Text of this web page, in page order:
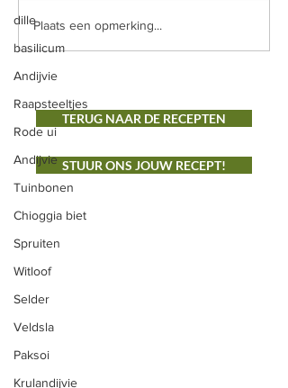
dille
basilicum
Andijvie
Raapsteeltjes
Rode ui
Andijvie
Tuinbonen
Chioggia biet
Spruiten
Witloof
Selder
Veldsla
Paksoi
Krulandijvie
gaarkoken. Laat afkoelen en
snij in...
Plaats een opmerking...
TERUG NAAR DE RECEPTEN
STUUR ONS JOUW RECEPT!
ONS AANBOD
Groenten
Vlees
Fruit